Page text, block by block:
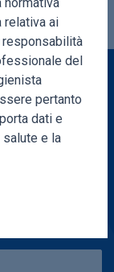
brevissimo
relativa ai
del
pertanto
dati e
e la